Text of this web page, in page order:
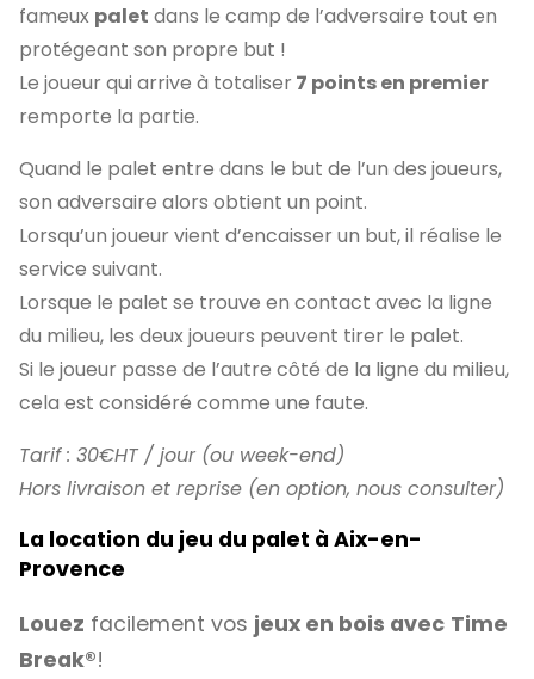
fameux palet dans le camp de l’adversaire tout en
protégeant son propre but !
Le joueur qui arrive à totaliser7 points en premier
remporte la partie.
Quand le palet entre dans le but de l’un des joueurs,
son adversaire alors obtient un point.
Lorsqu’un joueur vient d’encaisser un but, il réalise le
service suivant.
Lorsque le palet se trouve en contact avec la ligne
du milieu, les deux joueurs peuvent tirer le palet.
Si le joueur passe de l’autre côté de la ligne du milieu,
cela est considéré comme une faute.
Tarif : 30€HT / jour (ou week-end)
Hors livraison et reprise (en option, nous consulter)
La location du jeu du palet à Aix-en-
Provence
Louez facilement vos jeux en bois avec Time
Break®!